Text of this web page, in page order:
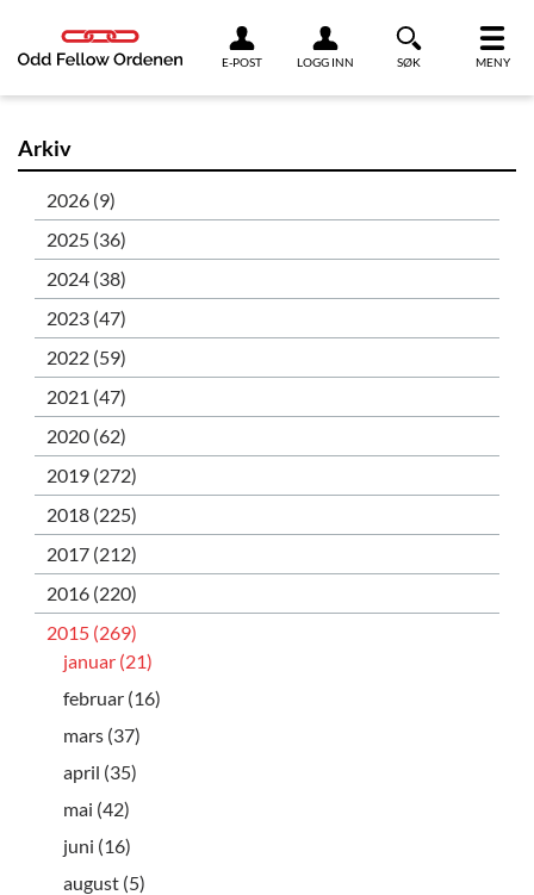
E-POST LOGG INN SØK MENY
Arkiv
2026 (9)
2025 (36)
2024 (38)
2023 (47)
2022 (59)
2021 (47)
2020 (62)
2019 (272)
2018 (225)
2017 (212)
2016 (220)
2015 (269)
januar (21)
februar (16)
mars (37)
april (35)
mai (42)
juni (16)
august (5)